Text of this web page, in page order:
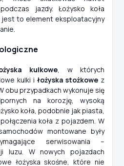
jazdy. Łożysko koła
to element eksploatacyjny
kulkowe, w których
kulki i łożyska stożkowe z
obu przypadkach wykonuje się
na korozję, wysoką
koła, podobnie jak piasta,
koła z pojazdem. W
montowane były
serwisowania –
luzu. W nowych pojazdach
łożyska skośne, które nie